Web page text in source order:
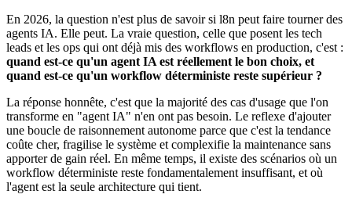
En 2026, la question n'est plus de savoir si l8n peut faire tourner des
agents IA. Elle peut. La vraie question, celle que posent les tech
leads et les ops qui ont déjà mis des workflows en production, c'est :
quand est-ce qu'un agent IA est réellement le bon choix, et
quand est-ce qu'un workflow déterministe reste supérieur ?
La réponse honnête, c'est que la majorité des cas d'usage que l'on
transforme en "agent IA" n'en ont pas besoin. Le reflexe d'ajouter
une boucle de raisonnement autonome parce que c'est la tendance
coûte cher, fragilise le système et complexifie la maintenance sans
apporter de gain réel. En même temps, il existe des scénarios où un
workflow déterministe reste fondamentalement insuffisant, et où
l'agent est la seule architecture qui tient.